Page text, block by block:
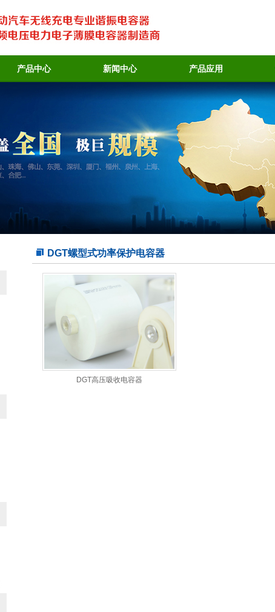
产品中心 新闻中心 产品应用
DGT螺型式功率保护电容器
DGT高压吸收电容器